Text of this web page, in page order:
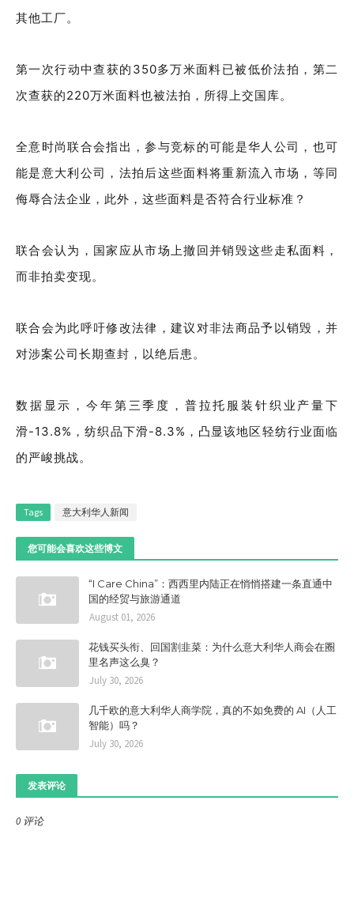
其他工厂。
第一次行动中查获的350多万米面料已被低价法拍，第二
次查获的220万米面料也被法拍，所得上交国库。
全意时尚联合会指出，参与竞标的可能是华人公司，也可
能是意大利公司，法拍后这些面料将重新流入市场，等同
侮辱合法企业，此外，这些面料是否符合行业标准？
联合会认为，国家应从市场上撤回并销毁这些走私面料，
而非拍卖变现。
联合会为此呼吁修改法律，建议对非法商品予以销毁，并
对涉案公司长期查封，以绝后患。
数据显示，今年第三季度，普拉托服装针织业产量下
滑-13.8%，纺织品下滑-8.3%，凸显该地区轻纺行业面临
的严峻挑战。
Tags 意大利华人新闻
您可能会喜欢这些博文
“I Care China”：西西里内陆正在悄悄搭建一条直通中
国的经贸与旅游通道
August 01, 2026
花钱买头衔、回国割韭菜：为什么意大利华人商会在圈
里名声这么臭？
July 30, 2026
几千欧的意大利华人商学院，真的不如免费的 AI（人工
智能）吗？
July 30, 2026
发表评论
0 评论